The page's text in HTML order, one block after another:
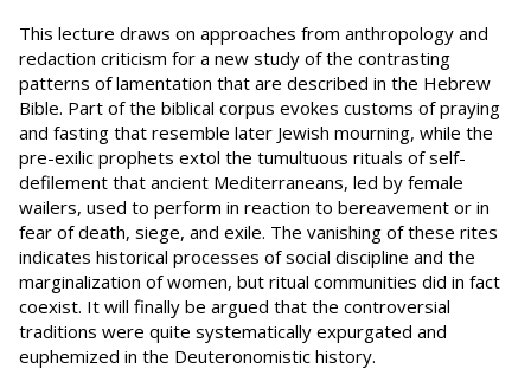
This lecture draws on approaches from anthropology and
redaction criticism for a new study of the contrasting
patterns of lamentation that are described in the Hebrew
Bible. Part of the biblical corpus evokes customs of praying
and fasting that resemble later Jewish mourning, while the
pre-exilic prophets extol the tumultuous rituals of self-
defilement that ancient Mediterraneans, led by female
wailers, used to perform in reaction to bereavement or in
fear of death, siege, and exile. The vanishing of these rites
indicates historical processes of social discipline and the
marginalization of women, but ritual communities did in fact
coexist. It will finally be argued that the controversial
traditions were quite systematically expurgated and
euphemized in the Deuteronomistic history.